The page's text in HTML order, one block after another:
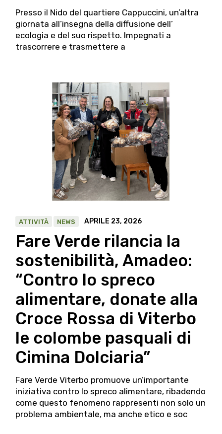
Presso il Nido del quartiere Cappuccini, un’altra
giornata all’insegna della diffusione dell’
ecologia e del suo rispetto. Impegnati a
trascorrere e trasmettere a
ATTIVITÀ NEWS APRILE 23, 2026
Fare Verde rilancia la
sostenibilità, Amadeo:
“Contro lo spreco
alimentare, donate alla
Croce Rossa di Viterbo
le colombe pasquali di
Cimina Dolciaria”
Fare Verde Viterbo promuove un’importante
iniziativa contro lo spreco alimentare, ribadendo
come questo fenomeno rappresenti non solo un
problema ambientale, ma anche etico e soc